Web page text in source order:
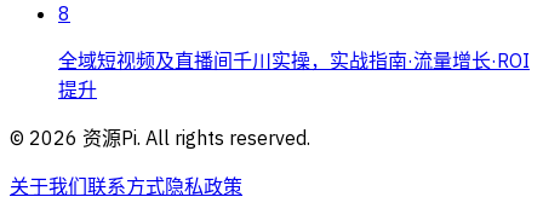
8
全域短视频及直播间千川实操，实战指南·流量增长·ROI
提升
© 2026 资源Pi. All rights reserved.
关于我们联系方式隐私政策